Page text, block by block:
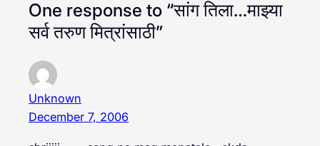
One response to “सांग तिला…माझ्या
सर्व तरुण मित्रांसाठी”
Unknown
December 7, 2006